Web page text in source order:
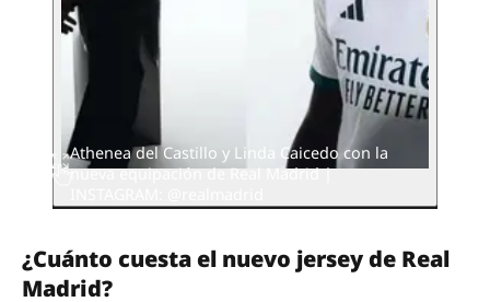
Athenea del Castillo y Linda Caicedo con la
nueva equipación de Real Madrid |
¿Cuánto cuesta el nuevo jersey de Real
Madrid?